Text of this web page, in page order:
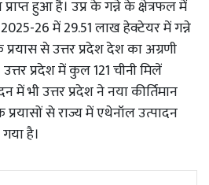
हुआ है। उप्र के गन्ने के क्षेत्रफल में
26 में 29.51 लाख हेक्टेयर में गन्ने
से उत्तर प्रदेश देश का अग्रणी
प्रदेश में कुल 121 चीनी मिलें
भी उत्तर प्रदेश ने नया कीर्तिमान
से राज्य में एथेनॉल उत्पादन
है।